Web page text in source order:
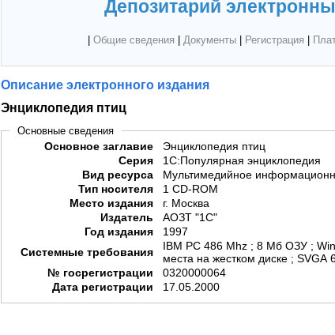
Депозитарий
Общие сведения Документы| Регистрация
Описание электронного издания
Энциклопедия птиц
Основные сведения
Основное заглавие
Энциклопедия птиц
Серия
1С:Популярная энциклопедия
Вид ресурса
Мультимедийное
Тип носителя
1 CD-ROM
Место издания
г. Москва
Издатель
АОЗТ "1С"
Год издания
1997
Системные требования
IBM PC 486 Mhz ; 8 Мб ОЗУ ;
места на жестком диске ; SVGA
№ госрегистрации
0320000064
Дата регистрации
17.05.2000